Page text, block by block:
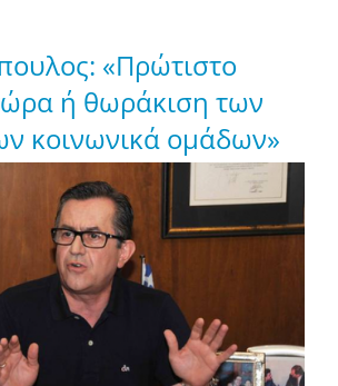
«Πρώτιστο
ή θωράκιση των
κοινωνικά ομάδων»